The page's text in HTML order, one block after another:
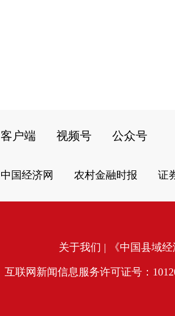
客户端 视频号 公众号
中国经济网 农村金融时报 证
关于我们 | 《中国县域
互联网新闻信息服务许可证号：